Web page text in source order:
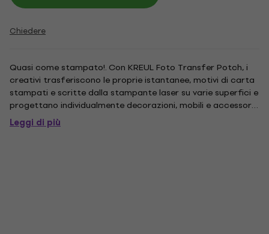
Chiedere
Quasi come stampato!. Con KREUL Foto Transfer Potch, i
creativi trasferiscono le proprie istantanee, motivi di carta
stampati e scritte dalla stampante laser su varie superfici e
progettano individualmente decorazioni, mobili e accessori.
Gli oggetti decorativi unici sembrano stampati ed evocano
un sorriso sul viso di tutti coloro che pensano di...
Leggi di più